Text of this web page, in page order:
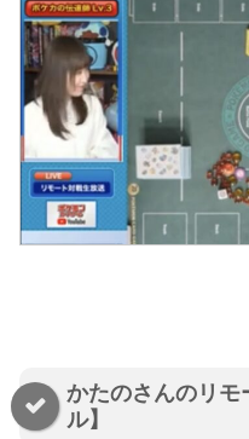
かたのさんのリ
ル】